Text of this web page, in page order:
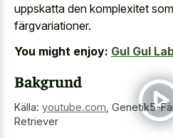
uppskatta den komplexitet
färgvariationer.
You might enjoy: Gul Gul
Bakgrund
Källa: youtube.com Genetik5-
Retriever